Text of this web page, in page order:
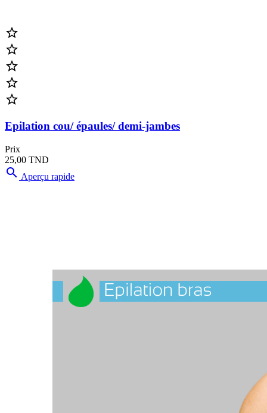





Epilation cou/ épaules/ demi-jambes
Prix
25,00 TND
 Aperçu rapide